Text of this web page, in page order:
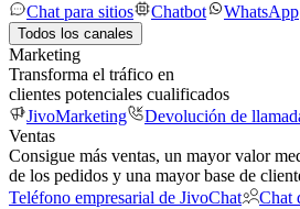
Chat para sitios
Chatbot WhatsApp
Todos los canales
Marketing
Transforma el tráfico en
clientes potenciales cualificados
JivoMarketing
Devolución de
Ventas
Consigue más ventas, un mayor valor
de los pedidos y una mayor base de
Teléfono empresarial de JivoChat
Chat